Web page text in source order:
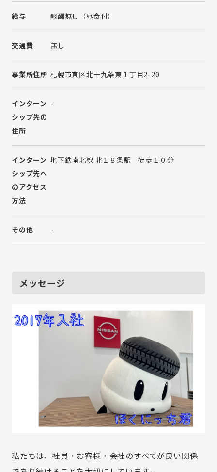
給与 報酬無し（昼食付）
交通費 無し
事業所住所 札幌市東区北十九条東１丁目2-20
インターン
シップ先の
住所
-
インターン
シップ先へ
のアクセス
方法
地下鉄南北線 北１８条駅 徒歩１０分
その他 -
メッセージ
私たちは、社員・お客様・会社のすべてが良い関係